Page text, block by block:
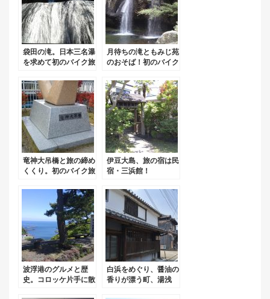
袋田の滝。日本三名瀑
を求めて初のバイク旅
月待ちの滝ともみじ苑
のおそば！初のバイク
竜神大吊橋と旅の締め
くくり。初のバイク旅
伊豆大島、旅の宿は民
宿・三浜館！
波浮港のグルメと歴
史。コロッケ片手に散
白浜をめぐり、醤油の
香りが漂う町、湯浅